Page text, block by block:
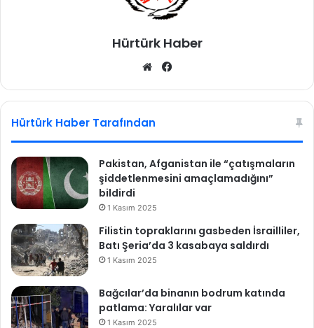
f
r
d
o
ğ
a
’
ı
n
a
i
l
e
Hürtürk Haber
We
sit bo
Hürtürk Haber Tarafından
Pakistan, Afganistan ile “çatışmaların
şiddetlenmesini amaçlamadığını”
bildirdi
1 Kasım 2025
Filistin topraklarını gasbeden İsrailliler,
Batı Şeria’da 3 kasabaya saldırdı
1 Kasım 2025
Bağcılar’da binanın bodrum katında
patlama: Yaralılar var
1 Kasım 2025